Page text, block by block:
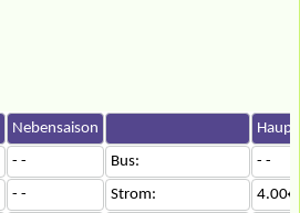
Nebensaison
- - Bus:
- -
- - Strom: